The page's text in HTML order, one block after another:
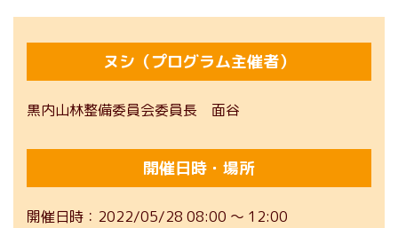
ヌシ（プログラム主催者）
黒内山林整備委員会委員長 面谷
開催日時・場所
開催日時
2022/05/28 08:00 ～ 12:00